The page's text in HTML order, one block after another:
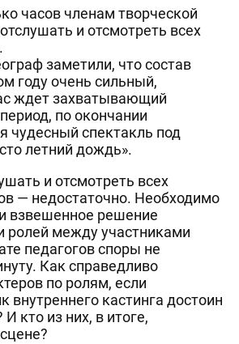
часов членам творческой
и отсмотреть всех
заметили, что состав
году очень сильный,
ждет захватывающий
по окончании
чудесный спектакль под
летний дождь».
и отсмотреть всех
— недостаточно. Необходимо
взвешенное решение
ролей между участниками
педагогов споры не
Как справедливо
по ролям, если
внутреннего кастинга достоин
кто из них, в итоге,